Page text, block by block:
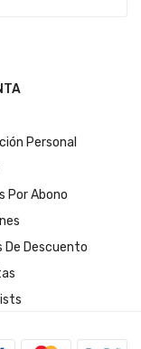
Personal
Por Abono
De Descuento